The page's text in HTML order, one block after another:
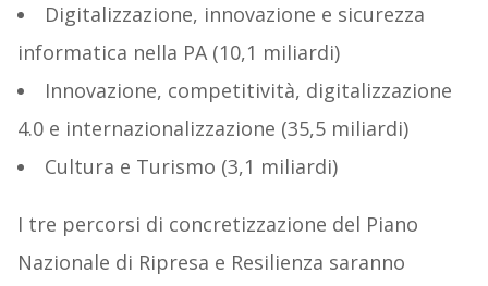
Digitalizzazione, innovazione e sicurezza
informatica nella PA (10,1 miliardi)
Innovazione, competitività, digitalizzazione
4.0 e internazionalizzazione (35,5 miliardi)
Cultura e Turismo (3,1 miliardi)
I tre percorsi di concretizzazione del Piano
Nazionale di Ripresa e Resilienza saranno